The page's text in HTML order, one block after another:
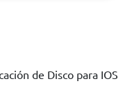
de Disco para IOS